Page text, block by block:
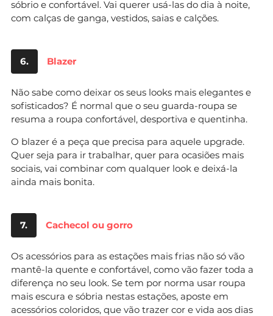
sóbrio e confortável. Vai querer usá-las do dia à noite,
com calças de ganga, vestidos, saias e calções.
6. Blazer
Não sabe como deixar os seus looks mais elegantes e
sofisticados? É normal que o seu guarda-roupa se
resuma a roupa confortável, desportiva e quentinha.
O blazer é a peça que precisa para aquele upgrade.
Quer seja para ir trabalhar, quer para ocasiões mais
sociais, vai combinar com qualquer look e deixá-la
ainda mais bonita.
7. Cachecol ou gorro
Os acessórios para as estações mais frias não só vão
mantê-la quente e confortável, como vão fazer toda a
diferença no seu look. Se tem por norma usar roupa
mais escura e sóbria nestas estações, aposte em
acessórios coloridos, que vão trazer cor e vida aos dias